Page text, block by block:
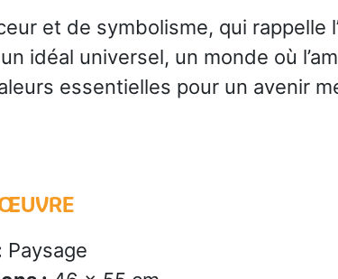
et de symbolisme, qui rappelle
idéal universel, un monde où
essentielles pour un avenir
Paysage